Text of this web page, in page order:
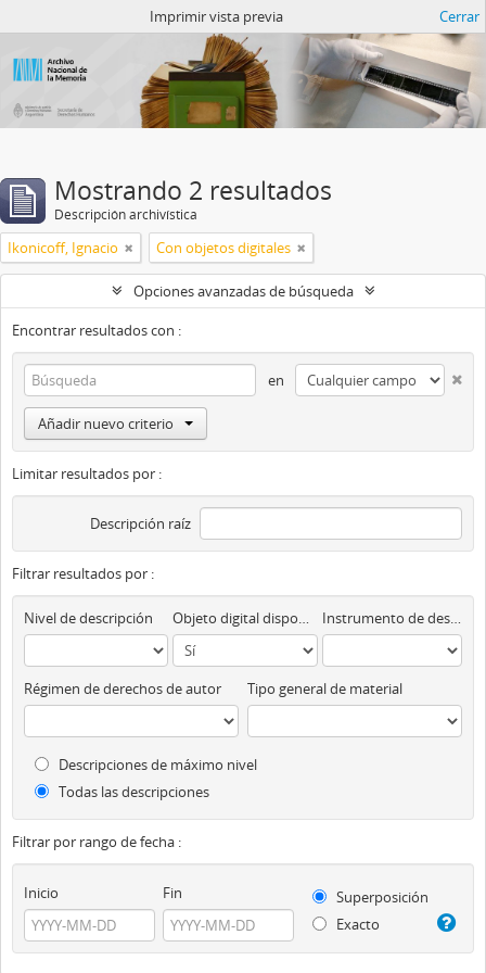
Imprimir vista previa Cerrar
Mostrando 2 resultados
Descripción archivística
Ikonicoff, Ignacio Con objetos digitales
Opciones avanzadas de búsqueda
Encontrar resultados con :
en
Añadir nuevo criterio
Limitar resultados por :
Descripción raíz
Filtrar resultados por :
Nivel de descripción Objeto digital disponibles Instrumento de descripción
Régimen de derechos de autor Tipo general de material
Descripciones de máximo nivel
Todas las descripciones
Filtrar por rango de fecha :
Inicio Fin
Superposición
Exacto